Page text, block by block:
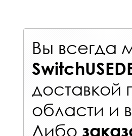
Вы всегда
доставкой
области и
Либо